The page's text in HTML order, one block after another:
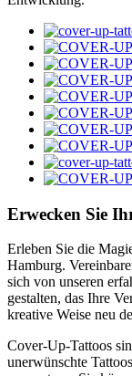
Erwecken Sie
Erleben Sie die
Hamburg.
sich von unseren
gestalten, das Ihre
kreative Weise neu
Cover-Up-Tattoos
unerwünschte